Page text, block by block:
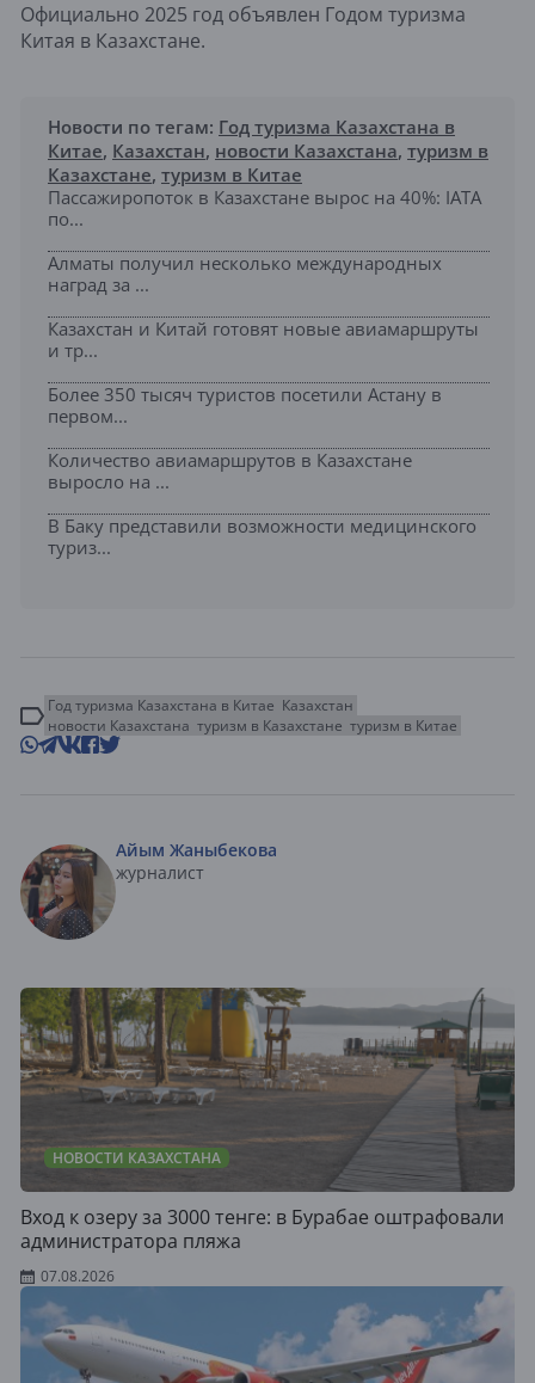
Официально 2025 год объявлен Годом туризма
Китая в Казахстане.
Новости по тегам: Год туризма Казахстана в
Китае, Казахстан, новости Казахстана, туризм в
Казахстане, туризм в Китае
Пассажиропоток в Казахстане вырос на 40%: IATA
по...
Алматы получил несколько международных
наград за ...
Казахстан и Китай готовят новые авиамаршруты
и тр...
Более 350 тысяч туристов посетили Астану в
первом...
Количество авиамаршрутов в Казахстане
выросло на ...
В Баку представили возможности медицинского
туриз...
Год туризма Казахстана в Китае Казахстан
новости Казахстана туризм в Казахстане туризм в Китае
Айым Жаныбекова
журналист
НОВОСТИ КАЗАХСТАНА
Вход к озеру за 3000 тенге: в Бурабае оштрафовали
администратора пляжа
07.08.2026